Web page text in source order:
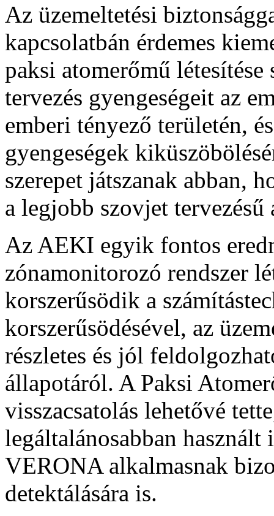
Az üzemeltetési
kapcsolatbán érdemes
paksi atomerőmű
tervezés gyengeségeit az
emberi tényező területén,
gyengeségek
szerepet játszanak abban,
a legjobb szovjet
Az AEKI egyik fontos
zónamonitorozó rendszer
korszerűsödik a
korszerűsödésével, az
részletes és jól
állapotáról. A Paksi
visszacsatolás lehetővé
legáltalánosabban
VERONA alkalmasnak
detektálására is.